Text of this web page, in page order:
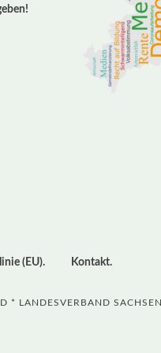
(EU) Kontakt
* LANDESVERBAND SACHSEN